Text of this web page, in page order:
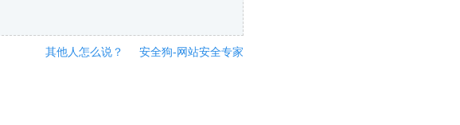
其他人怎么说？ 安全狗-网站安全专家